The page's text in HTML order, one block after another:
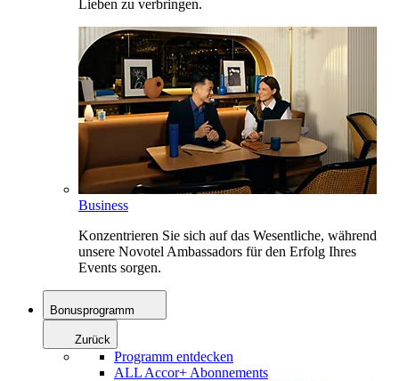
Lieben zu verbringen.
Business
Konzentrieren Sie sich auf das Wesentliche, während
unsere Novotel Ambassadors für den Erfolg Ihres
Events sorgen.
Bonusprogramm
Zurück
Programm entdecken
ALL Accor+ Abonnements